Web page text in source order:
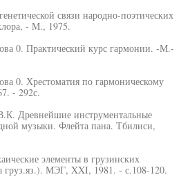
связи народно-поэтических
- M., 1975.
0. Практический курс гармонии. -М.-
0. Хрестоматия по гармоническому
- 292с.
Древнейшие инструментальные
музыки. Флейта пана. Тбилиси,
элементы в грузинских
груз.яз.). МЭГ, XXI, 1981. - с.108-120.